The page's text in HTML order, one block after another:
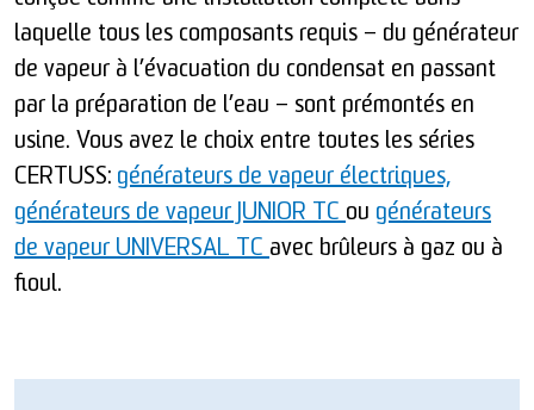
laquelle tous les composants requis – du générateur
de vapeur à l’évacuation du condensat en passant
par la préparation de l’eau – sont prémontés en
usine. Vous avez le choix entre toutes les séries
CERTUSS: générateurs de vapeur électriques,
générateurs de vapeur JUNIOR TC ou générateurs
de vapeur UNIVERSAL TC avec brûleurs à gaz ou à
fioul.